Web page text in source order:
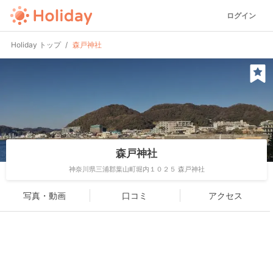
ログイン
Holiday トップ 森戸神社
森戸神社
神奈川県三浦郡葉山町堀内１０２５ 森戸神社
写真・動画 口コミ アクセス